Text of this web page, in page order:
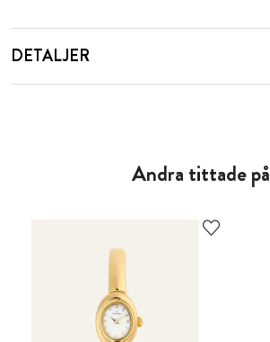
DETALJER
Andra tittade på